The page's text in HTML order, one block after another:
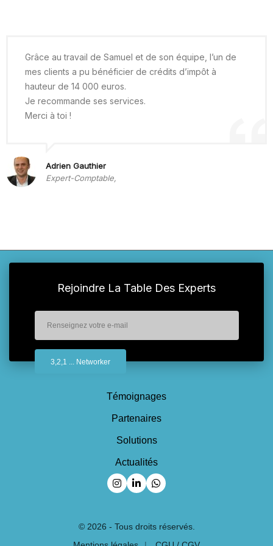
Grâce au travail de Samuel et de son équipe, l’un de
mes clients a pu bénéficier de crédits d’impôt à
hauteur de 14 000 euros.
Je recommande ses services.
Merci à toi !
Adrien Gauthier
Expert-Comptable,
Rejoindre La Table Des Experts
Témoignages
Partenaires
Solutions
Actualités
Suivez-nous sur Instagram
Suivez-nous sur Linkedin
Suivez-nous sur Whatsapp
© 2026 - Tous droits réservés.